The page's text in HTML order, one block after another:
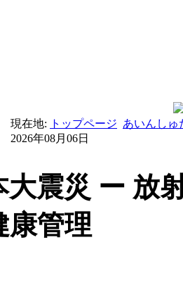
現在地: トップページ あいんしゅ
2026年08月06日
大震災 ー 放
康管理